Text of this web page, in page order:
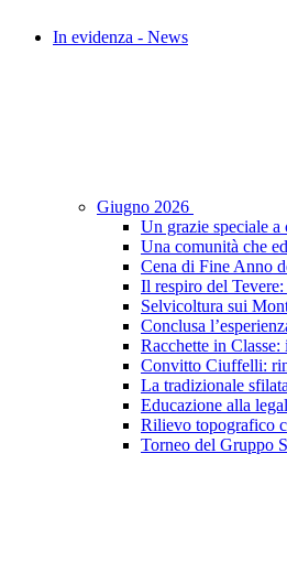
In evidenza - News
Giugno 2026
Un grazie speciale a
Una comunità che
Cena di Fine Anno
Il respiro del
Selvicoltura sui
Conclusa
Racchette in
Convitto Ciuffelli:
La tradizionale
Educazione alla
Rilievo topografico
Torneo del Gruppo